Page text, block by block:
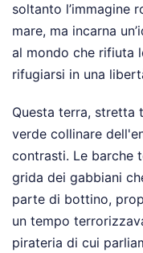
soltanto l’immagine
mare, ma incarna
al mondo che rifiuta
rifugiarsi in una
Questa terra, stretta
verde collinare
contrasti. Le barche
grida dei gabbiani
parte di bottino,
un tempo
pirateria di cui